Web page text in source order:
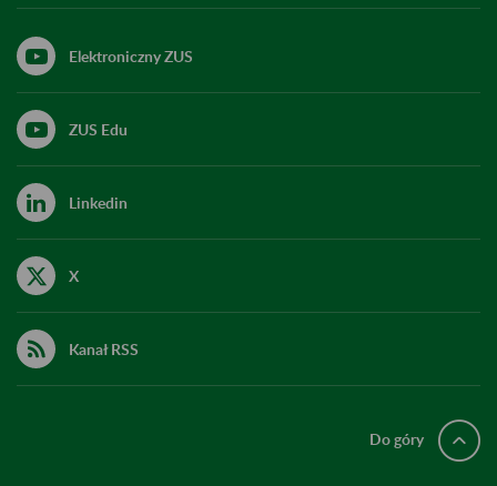
Elektroniczny ZUS
ZUS Edu
Linkedin
X
Kanał RSS
Do góry